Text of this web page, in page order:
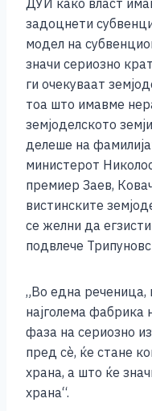
ДУИ како власт
задоцнети
модел на
значи сериозно
ги очекуваат
тоа што имавме
земјоделското
делеше на
министерот
премиер Заев,
вистинските
се желни да
подвлече
„Во една реченица,
најголема фабрика
фаза на сериозно
пред сè, ќе стане
храна, а што ќе
храна“.